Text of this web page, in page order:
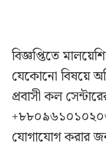
বিজ্ঞপ্তিতে
যেকোনো বিষয়ে
প্রবাসী কল
যোগাযোগ করার